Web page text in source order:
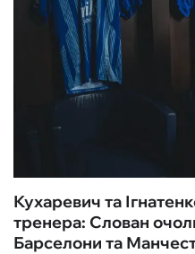
БОКС
ХОКЕЙ
ТЕНІС
КІБЕРСПОРТ
ЧС-2026
Кухаревич та
тренера: Слован
Барселони та